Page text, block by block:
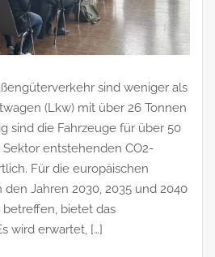
sind weniger als
(Lkw) mit über 26 Tonnen
sind die Fahrzeuge für über 50
entstehenden CO2-
Für die europäischen
den Jahren 2030, 2035 und 2040
bietet das
wird erwartet, […]